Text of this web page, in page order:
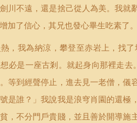
川不遠，還是捨己從人為美。我
加了信心，其兄也發心畢生吃素了
，我為納涼，攀登至赤岩上，找
必是一座古剎。就起身向那裡走
等到經聲停止，進去見一老僧，
是誰？」我說我是浪穹肖園的還
，不分門戶貴賤，並且善於開導